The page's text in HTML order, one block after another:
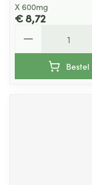
X 600mg
€ 8,72
Bestel